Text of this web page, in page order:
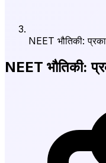
NEET भौतिकी:
NEET भौतिकी: